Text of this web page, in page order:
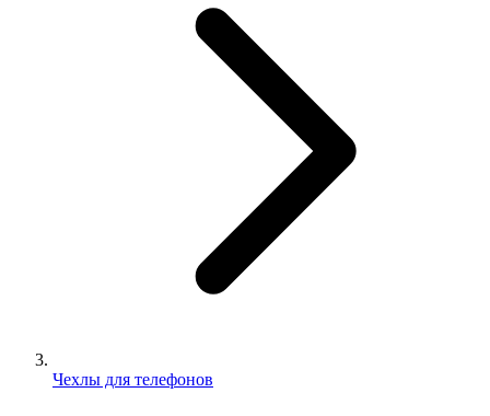
Чехлы для телефонов